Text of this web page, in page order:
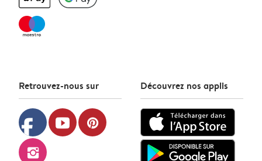
Retrouvez-nous sur
facebook youtube pinterest
instagram
Découvrez nos applis